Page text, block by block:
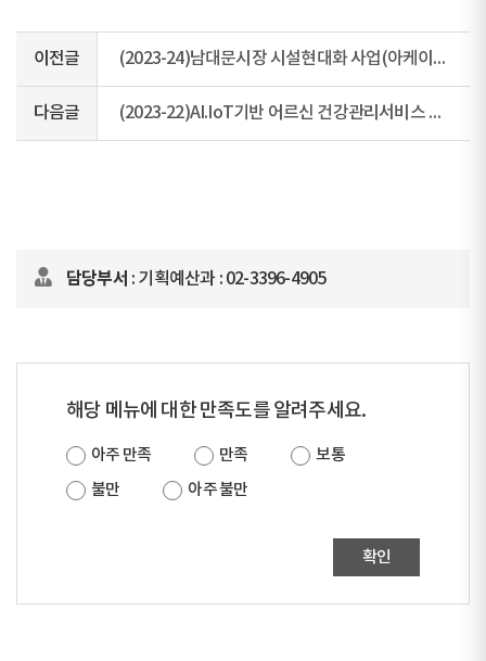
이전글 (2023-24)남대문시장 시설현대화 사업(아케이드 설치)
다음글 (2023-22)AI.IoT기반 어르신 건강관리서비스 사업
담당부서 : 기획예산과 : 02-3396-4905
해당 메뉴에 대한 만족도를 알려주세요.
아주 만족 만족
보통
불만
아주 불만
확인